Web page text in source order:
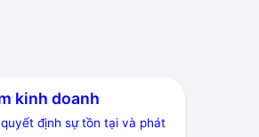
kinh doanh
định sự tồn tại và phát